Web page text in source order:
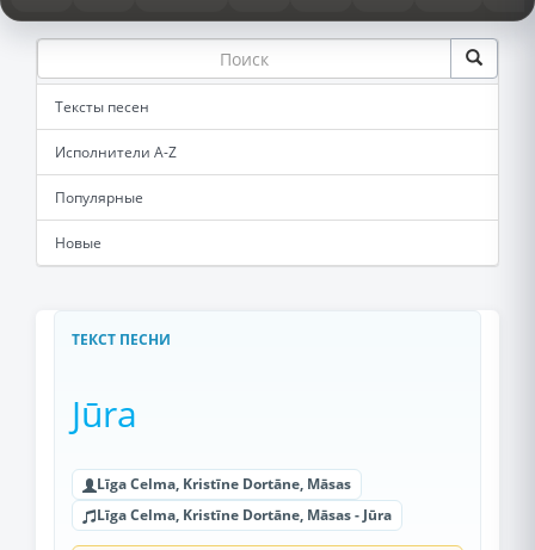
Тексты песен
Исполнители A-Z
Популярные
Новые
ТЕКСТ ПЕСНИ
Jūra
Līga Celma, Kristīne Dortāne, Māsas
Līga Celma, Kristīne Dortāne, Māsas - Jūra